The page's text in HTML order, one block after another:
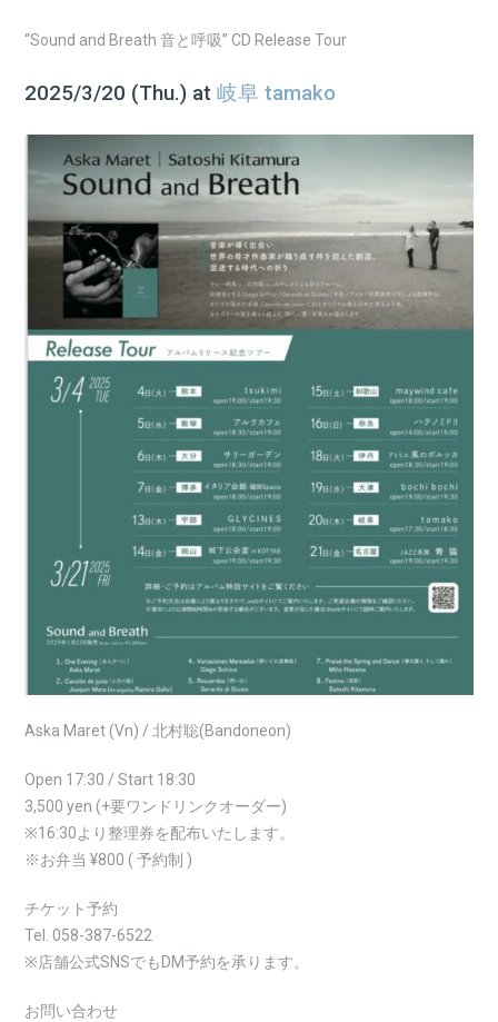
“Sound and Breath 音と呼吸” CD Release Tour
2025/3/20 (Thu.) at岐阜 tamako
Aska Maret (Vn) / 北村聡(Bandoneon)
Open 17:30 / Start 18:30
3,500 yen (+要ワンドリンクオーダー)
※16:30より整理券を配布いたします。
※お弁当 ¥800 ( 予約制 )
チケット予約
Tel. 058-387-6522
※店舗公式SNSでもDM予約を承ります。
お問い合わせ